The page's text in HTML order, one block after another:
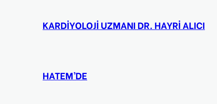
KARDİYOLOJİ UZMANI DR. HAYRİ ALICI
HATEM’DE